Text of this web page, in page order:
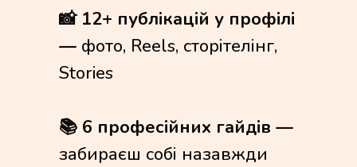
📸 12+ публікацій у профілі
— фото, Reels, сторітелінг,
Stories
📚 6 професійних гайдів —
забираєш собі назавжди